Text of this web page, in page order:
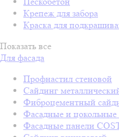
Крепеж для забора
Краска для
Показать все
Для фасада
Профнастил стеновой
Сайдинг
Фиброцементный
Фасадные и цокольные
Фасадные панели